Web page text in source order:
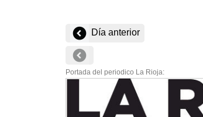
Día anterior
Portada del periodico La Rioja: